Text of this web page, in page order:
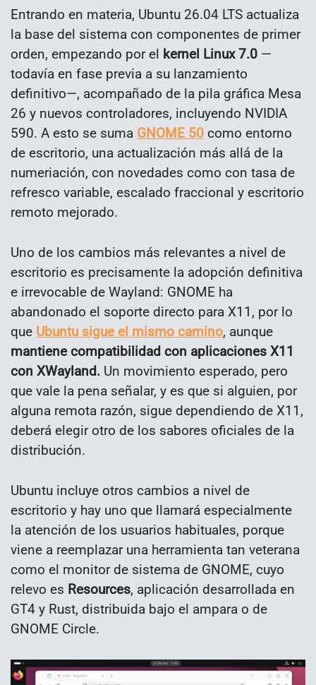
Entrando en materia, Ubuntu 26.04 LTS actualiza
la base del sistema con componentes de primer
orden, empezando por el kernel Linux 7.0 —
todavía en fase previa a su lanzamiento
definitivo—, acompañado de la pila gráfica Mesa
26 y nuevos controladores, incluyendo NVIDIA
590. A esto se suma GNOME 50 como entorno
de escritorio, una actualización más allá de la
numeriación, con novedades como con tasa de
refresco variable, escalado fraccional y escritorio
remoto mejorado.
Uno de los cambios más relevantes a nivel de
escritorio es precisamente la adopción definitiva
e irrevocable de Wayland: GNOME ha
abandonado el soporte directo para X11, por lo
que Ubuntu sigue el mismo camino, aunque
mantiene compatibilidad con aplicaciones X11
con XWayland. Un movimiento esperado, pero
que vale la pena señalar, y es que si alguien, por
alguna remota razón, sigue dependiendo de X11,
deberá elegir otro de los sabores oficiales de la
distribución.
Ubuntu incluye otros cambios a nivel de
escritorio y hay uno que llamará especialmente
la atención de los usuarios habituales, porque
viene a reemplazar una herramienta tan veterana
como el monitor de sistema de GNOME, cuyo
relevo es Resources, aplicación desarrollada en
GT4 y Rust, distribuida bajo el ampara o de
GNOME Circle.